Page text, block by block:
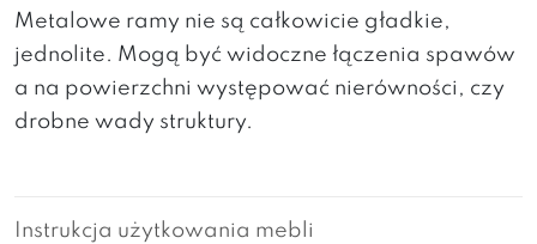
Metalowe ramy nie są całkowicie gładkie,
jednolite. Mogą być widoczne łączenia spawów
a na powierzchni występować nierówności, czy
drobne wady struktury.
Instrukcja użytkowania mebli